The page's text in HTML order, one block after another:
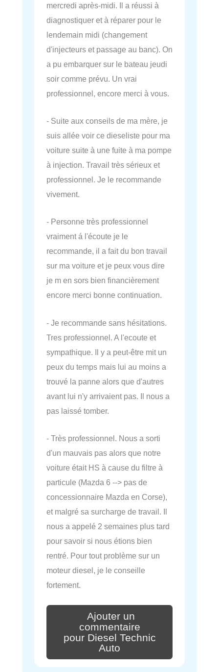
mercredi après-midi. Il a réussi à
diagnostiquer et à réparer pour le
lendemain midi (changement
d'injecteurs et passage au banc). On
a pu embarquer sur le bateau jeudi
soir comme prévu. Un vrai
professionnel, encore merci à vous.
- Suite aux conseils de ma mère, je
suis allée voir ce dieseliste pour ma
voiture suite à une fuite à ma pompe
à injection. Travail très sérieux et
professionnel. Je le recommande
vivement.
- Personne très professionnel
vraiment á l'écoute je le
recommande, il a fait du bon travail
sur ma voiture et je peux vous dire
je m en sors bien financièrement
encore merci bonne continuation.
- Je recommande sans hésitations.
Tres professionnel. A l'ecoute et
sympathique. Il y a peut-être mit un
peux du temps mais lui au moins a
trouvé la panne alors que d'autres
avant lui n'y arrivaient pas. Il nous a
pas laissé tomber.
- Très professionnel. Nous a sorti
d'un mauvais pas alors que notre
voiture était HS à cause du filtre à
particule (Mazda 6 --> pas de
concessionnaire Mazda en Corse),
et malgré sa surcharge de travail. Il
nous a appelé 2 semaines plus tard
pour savoir si nous étions bien
rentré. Pour tout problème sur un
moteur diesel, je le conseille
fortement.
Ajouter un
commentaire
pour Diesel Technic
Auto